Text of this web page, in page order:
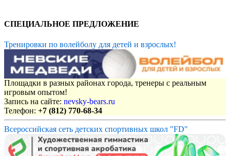
СПЕЦИАЛЬНОЕ ПРЕДЛОЖЕНИЕ
Тренировки по волейболу для детей и взрослых!
Площадки в разных районах города, тренеры с реальным
игровым опытом!
Запись на сайте: nevsky-bears.ru
Телефон: +7 (812) 770-68-34
Всероссийская сеть детских спортивных школ "FD"